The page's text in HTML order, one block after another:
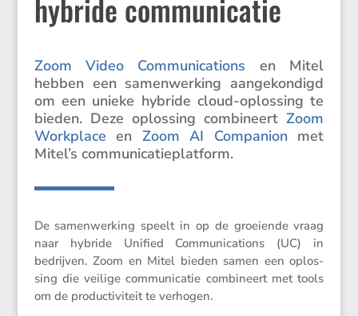
hybride communicatie
Zoom Video Commu­ni­ca­tions en Mitel
hebben een samen­wer­king aange­kon­digd
om een unieke hybride cloud-oplos­sing te
bieden. Deze oplos­sing combi­neertZoom
Workplace en Zoom AI Compa­nionmet
Mitel’s communicatieplatform.
De samen­wer­king speelt in op de groei­ende vraag
naar hybride Unified Commu­ni­ca­tions (UC) in
bedrijven. Zoom en Mitel bieden samen een oplos­
sing die veilige commu­ni­catie combi­neert met tools
om de produc­ti­vi­teit te verhogen.